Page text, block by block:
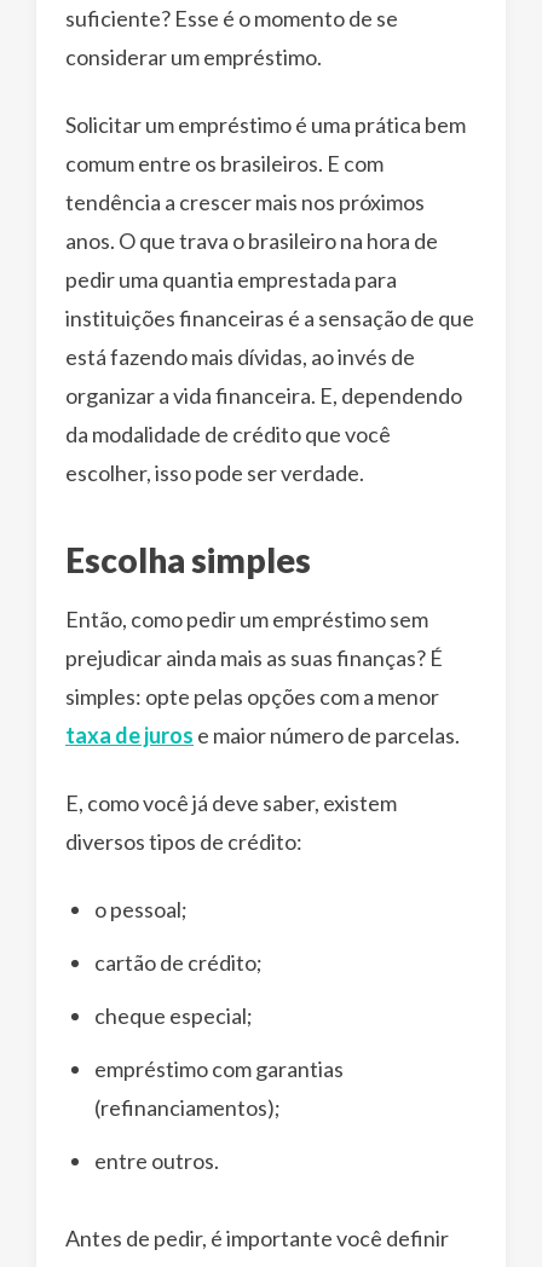
suficiente? Esse é o momento de se
considerar um empréstimo.
Solicitar um empréstimo é uma prática bem
comum entre os brasileiros. E com
tendência a crescer mais nos próximos
anos. O que trava o brasileiro na hora de
pedir uma quantia emprestada para
instituições financeiras é a sensação de que
está fazendo mais dívidas, ao invés de
organizar a vida financeira. E, dependendo
da modalidade de crédito que você
escolher, isso pode ser verdade.
Escolha simples
Então, como pedir um empréstimo sem
prejudicar ainda mais as suas finanças? É
simples: opte pelas opções com a menor
taxa de juros e maior número de parcelas.
E, como você já deve saber, existem
diversos tipos de crédito:
o pessoal;
cartão de crédito;
cheque especial;
empréstimo com garantias
(refinanciamentos);
entre outros.
Antes de pedir, é importante você definir